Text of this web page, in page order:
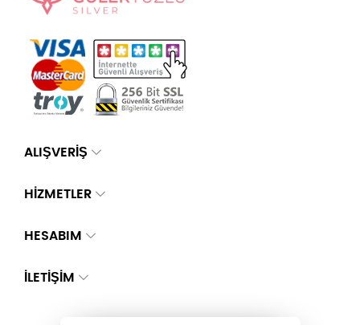
ALIŞVERİŞ
HİZMETLER
HESABIM
İLETIŞIM